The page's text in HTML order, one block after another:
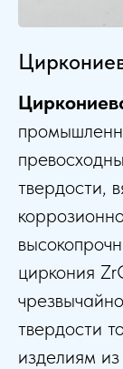
твердости,
циркония
твердости
изделиям из